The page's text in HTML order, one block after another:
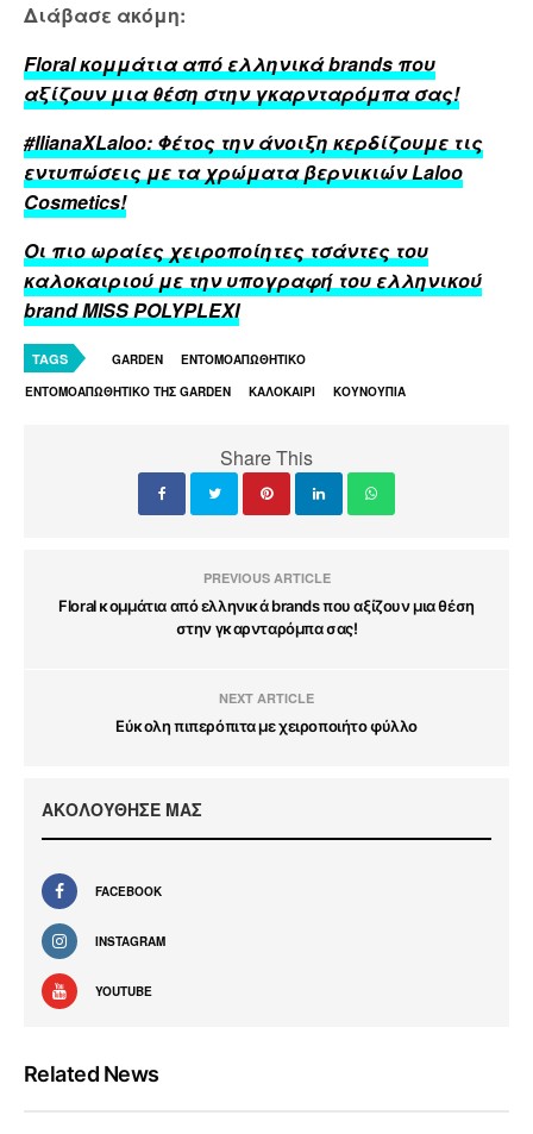
Διάβασε ακόμη:
Floral κομμάτια από ελληνικά brands που
αξίζουν μια θέση στην γκαρνταρόμπα σας!
#IlianaXLaloo: Φέτος την άνοιξη κερδίζουμε τις
εντυπώσεις με τα χρώματα βερνικιών Laloo
Cosmetics!
Οι πιο ωραίες χειροποίητες τσάντες του
καλοκαιριού με την υπογραφή του ελληνικού
brand MISS POLYPLEXI
TAGS GARDEN
ΕΝΤΟΜΟΑΠΩΘΗΤΙΚΟ
ΕΝΤΟΜΟΑΠΩΘΗΤΙΚΟ ΤΗΣ GARDEN
ΚΑΛΟΚΑΙΡΙ ΚΟΥΝΟΥΠΙΑ
Share This
PREVIOUS ARTICLE
Floral κομμάτια από ελληνικά brands που αξίζουν μια θέση
στην γκαρνταρόμπα σας!
NEXT ARTICLE
Εύκολη πιπερόπιτα με χειροποιήτο φύλλο
ΑΚΟΛΟΥΘΗΣΕ ΜΑΣ
FACEBOOK
INSTAGRAM
YOUTUBE
Related News